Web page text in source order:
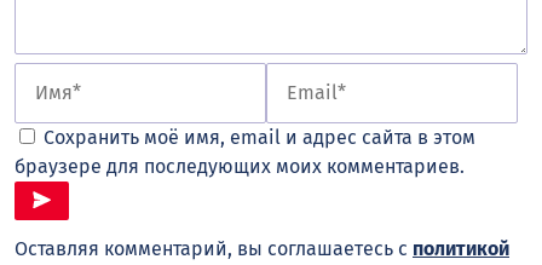
Сохранить моё имя, email и адрес сайта в этом
браузере для последующих моих комментариев.
Оставляя комментарий, вы соглашаетесь с политикой